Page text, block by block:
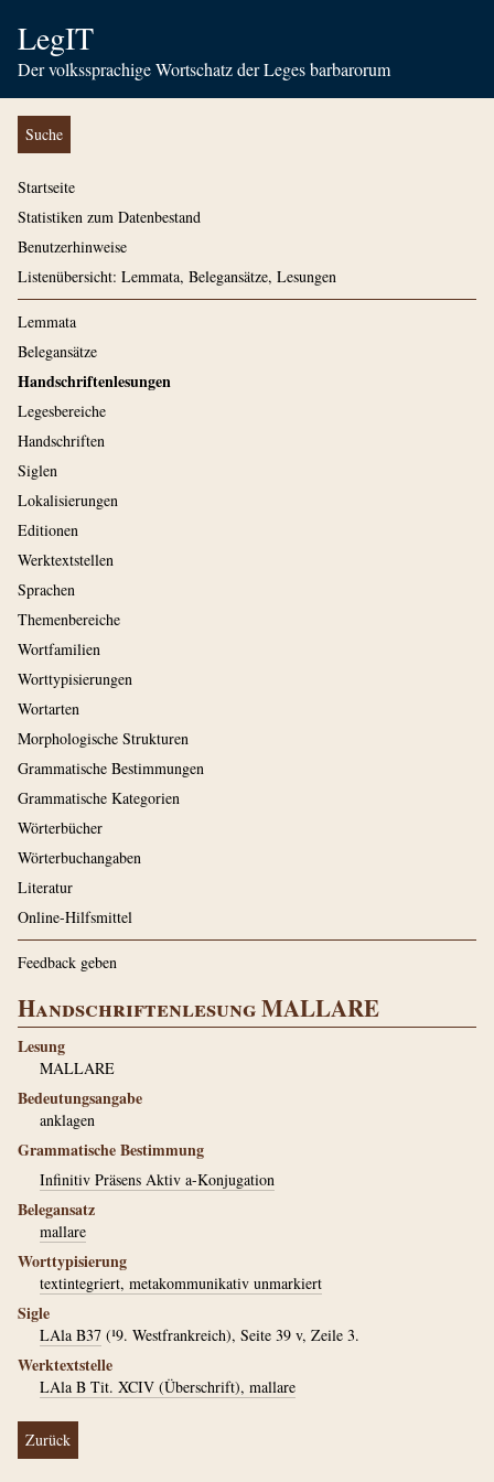
LegIT
Der volkssprachige Wortschatz der Leges barbarorum
Suche
Startseite
Statistiken zum Datenbestand
Benutzerhinweise
Listenübersicht: Lemmata, Belegansätze, Lesungen
Lemmata
Belegansätze
Handschriftenlesungen
Legesbereiche
Handschriften
Siglen
Lokalisierungen
Editionen
Werktextstellen
Sprachen
Themenbereiche
Wortfamilien
Worttypisierungen
Wortarten
Morphologische Strukturen
Grammatische Bestimmungen
Grammatische Kategorien
Wörterbücher
Wörterbuchangaben
Literatur
Online-Hilfsmittel
Feedback geben
Handschriftenlesung MALLARE
Lesung
MALLARE
Bedeutungsangabe
anklagen
Grammatische Bestimmung
Infinitiv Präsens Aktiv a-Konjugation
Belegansatz
mallare
Worttypisierung
textintegriert, metakommunikativ unmarkiert
Sigle
LAla B37 (¹9. Westfrankreich), Seite 39 v, Zeile 3.
Werktextstelle
LAla B Tit. XCIV (Überschrift), mallare
Zurück